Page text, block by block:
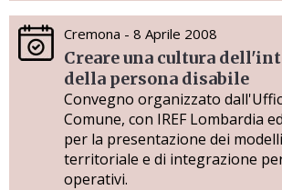
Cremona - 8 Aprile 2008
Creare una cultura
della persona disabile
Convegno organizzato
Comune, con IREF Lombardia
per la presentazione dei
territoriale e di integrazione
operativi.